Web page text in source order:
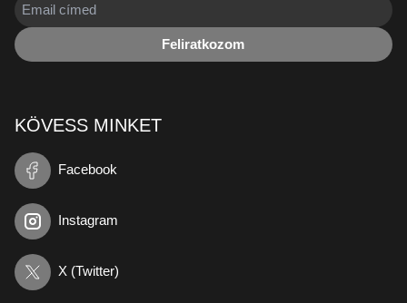
Feliratkozom
KÖVESS MINKET
Facebook
Instagram
X (Twitter)